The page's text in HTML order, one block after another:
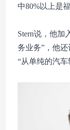
中80%以上是
Stern说，他加
务业务”，他
“从单纯的汽